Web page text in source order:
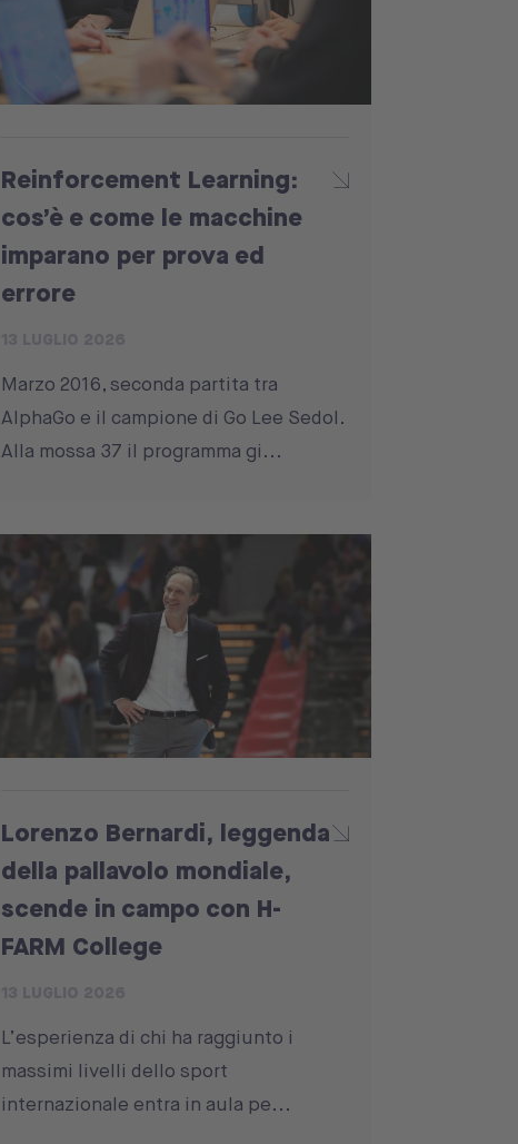
Reinforcement Learning:
cos’è e come le macchine
imparano per prova ed
errore
Marzo 2016, seconda partita tra
AlphaGo e il campione di Go Lee Sedol.
Alla mossa 37 il programma gi...
Lorenzo Bernardi, leggenda
della pallavolo mondiale,
scende in campo con H-
FARM College
L’esperienza di chi ha raggiunto i
massimi livelli dello sport
internazionale entra in aula pe...